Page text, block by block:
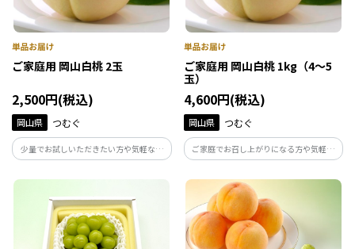
ご家庭用 岡山白桃 2玉
2,500円(税込)
岡山県 つむぐ
少量でお試しいただきたい方や気軽な手
土産などにおすすめな、岡山白桃の２玉
セットです。【お届け時期：7月上旬～9
合がございますので、ご了承ください。
ご家庭用 岡山白桃 1kg（4～5
玉）
4,600円(税込)
岡山県 つむぐ
ご家庭でお召し上がりになる方や気軽な
贈り物などにおすすめです。【お届け時
期：7月上旬～9月上旬】※お届けまで2週
間前後かかる場合がございますので、ご
了承ください。